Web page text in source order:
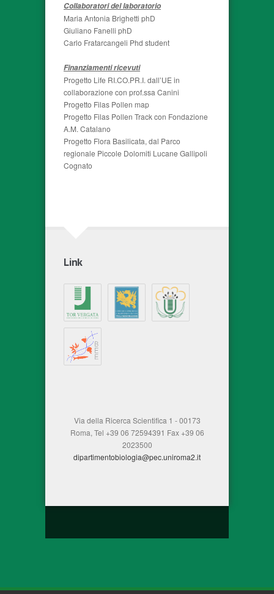
Collaboratori del laboratorio
Maria Antonia Brighetti phD
Giuliano Fanelli phD
Carlo Fratarcangeli Phd student
Finanziamenti ricevuti
Progetto Life RI.CO.PR.I. dall’UE in
collaborazione con prof.ssa Canini
Progetto Filas Pollen map
Progetto Filas Pollen Track con Fondazione
A.M. Catalano
Progetto Flora Basilicata, dal Parco
regionale Piccole Dolomiti Lucane Gallipoli
Cognato
Link
Via della Ricerca Scientifica 1 - 00173
Roma, Tel +39 06 72594391 Fax +39 06
2023500
dipartimentobiologia@pec.uniroma2.it